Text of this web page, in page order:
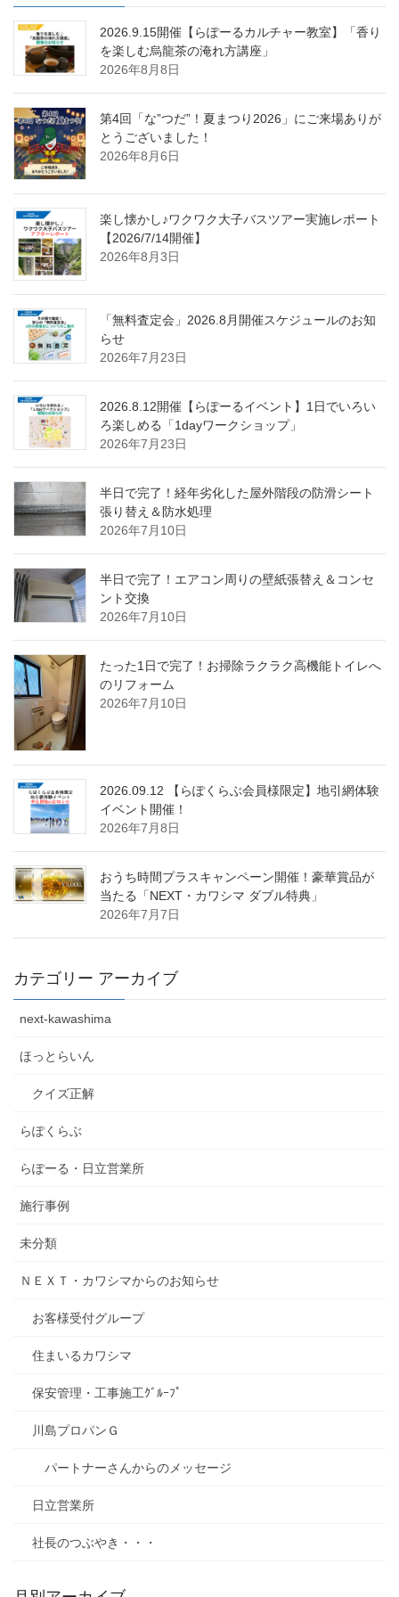
2026.9.15開催【らぽーるカルチャー教室】「香り
を楽しむ烏龍茶の淹れ方講座」
2026年8月8日
第4回「な”つだ”！夏まつり2026」にご来場ありが
とうございました！
2026年8月6日
楽し懐かし♪ワクワク大子バスツアー実施レポート
【2026/7/14開催】
2026年8月3日
「無料査定会」2026.8月開催スケジュールのお知
らせ
2026年7月23日
2026.8.12開催【らぽーるイベント】1日でいろい
ろ楽しめる「1dayワークショップ」
2026年7月23日
半日で完了！経年劣化した屋外階段の防滑シート
張り替え＆防水処理
2026年7月10日
半日で完了！エアコン周りの壁紙張替え＆コンセ
ント交換
2026年7月10日
たった1日で完了！お掃除ラクラク高機能トイレへ
のリフォーム
2026年7月10日
2026.09.12 【らぽくらぶ会員様限定】地引網体験
イベント開催！
2026年7月8日
おうち時間プラスキャンペーン開催！豪華賞品が
当たる「NEXT・カワシマ ダブル特典」
2026年7月7日
カテゴリー アーカイブ
next-kawashima
ほっとらいん
クイズ正解
らぽくらぶ
らぽーる・日立営業所
施行事例
未分類
ＮＥＸＴ・カワシマからのお知らせ
お客様受付グループ
住まいるカワシマ
保安管理・工事施工ｸﾞﾙｰﾌﾟ
川島プロパンＧ
パートナーさんからのメッセージ
日立営業所
社長のつぶやき・・・